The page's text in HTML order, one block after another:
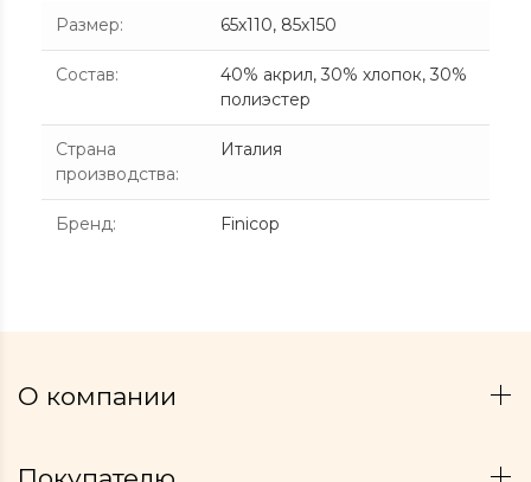
Размер: 65х110, 85х150
Состав:
40% акрил, 30% хлопок, 30%
полиэстер
Страна
производства:
Италия
Бренд: Finicop
О компании